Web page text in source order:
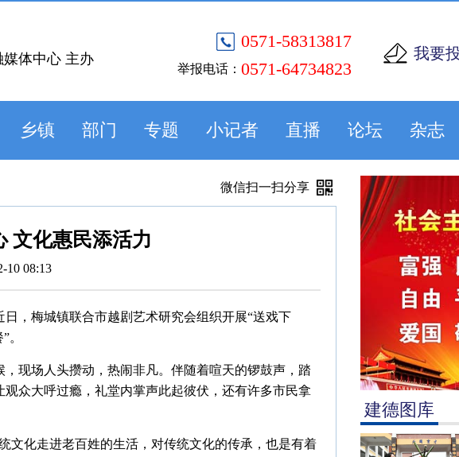
0571-58313817
举报电话： 0571-64734823
我要
媒体中心 主办
乡镇 部门 专题 小记者 直播 论坛 杂志
建德图库
微信扫一扫分享
文化惠民添活力
10 08:13
，梅城镇联合市越剧艺术研究会组织开展“送戏下
。
现场人头攒动，热闹非凡。伴随着喧天的锣鼓声，踏
众大呼过瘾，礼堂内掌声此起彼伏，还有许多市民拿
文化走进老百姓的生活，对传统文化的传承，也是有着